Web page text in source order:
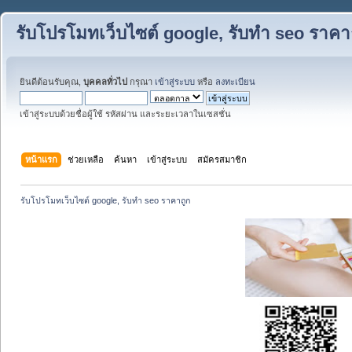
รับโปรโมทเว็บไซต์ google, รับทำ seo ราค
ยินดีต้อนรับคุณ, บุคคลทั่วไป กรุณา เข้าสู่ระบบ หรือ ลงทะเบียน
เข้าสู่ระบบด้วยชื่อผู้ใช้ รหัสผ่าน และระยะเวลาในเซสชั่น
หน้าแรก ช่วยเหลือ ค้นหา เข้าสู่ระบบ สมัครสมาชิก
รับโปรโมทเว็บไซต์ google, รับทำ seo ราคาถูก